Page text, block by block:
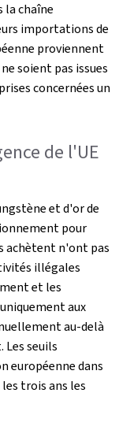
la chaîne
importations de
proviennent
soient pas issues
concernées un
de l'UE
et d'or de
pour
achètent n'ont pas
illégales
et les
aux
au-delà
Les seuils
européenne dans
les trois ans les